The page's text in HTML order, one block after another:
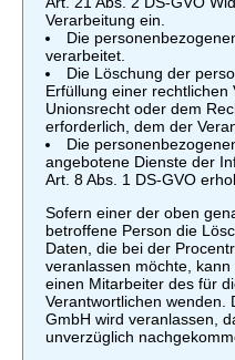
Verarbeitung ein.
Die
verarbeitet.
Die Löschung der
Erfüllung einer rechtlichen
Unionsrecht oder dem
erforderlich, dem der
Die
angebotene Dienste der
Art. 8 Abs. 1 DS-GVO
Sofern einer der oben
betroffene Person die
Daten, die bei der
veranlassen möchte,
einen Mitarbeiter des für
Verantwortlichen wenden.
GmbH wird veranlassen,
unverzüglich